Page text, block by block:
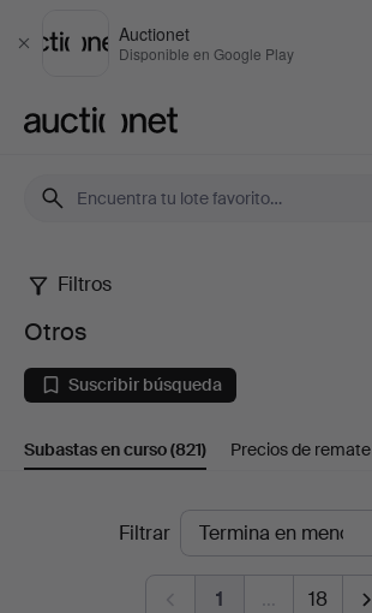
Cerrar
Auctionet
Disponible en Google Play
Otros
Filtros
Otros
Suscribir búsqueda
Subastas en curso(821) Precios de remate
SubastasFiltrar
1 … 18